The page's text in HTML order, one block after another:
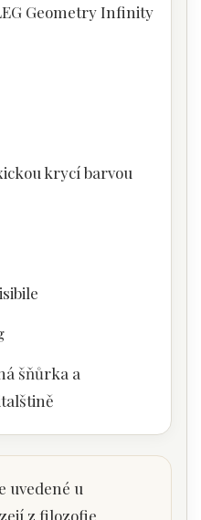
Geometry Infinity
krycí barvou
šňůrka a
uvedené u
z filozofie